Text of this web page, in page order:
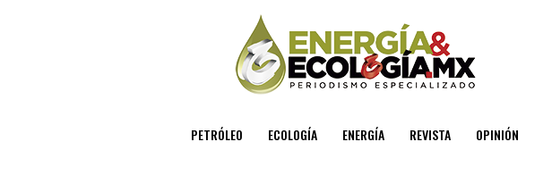
PETRÓLEO ECOLOGÍA ENERGÍA REVISTA OPINIÓN